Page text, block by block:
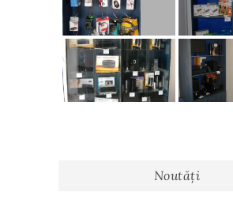
Noutăți